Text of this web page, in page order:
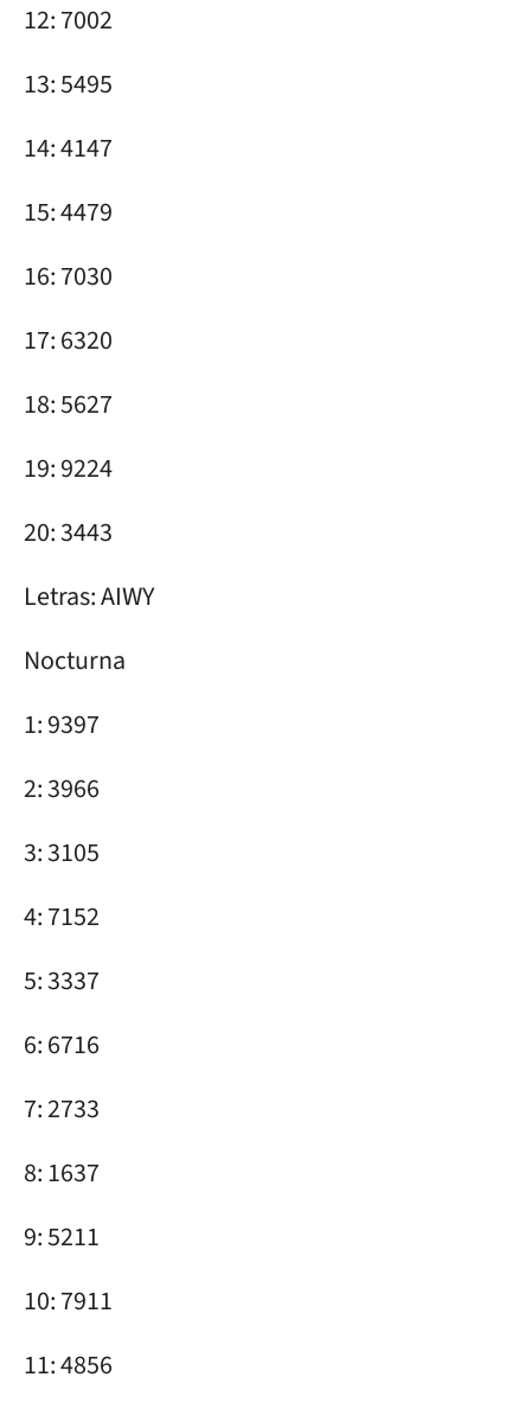
12: 7002
13: 5495
14: 4147
15: 4479
16: 7030
17: 6320
18: 5627
19: 9224
20: 3443
Letras: AIWY
Nocturna
1: 9397
2: 3966
3: 3105
4: 7152
5: 3337
6: 6716
7: 2733
8: 1637
9: 5211
10: 7911
11: 4856